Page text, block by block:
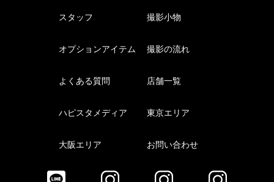
スタッフ 撮影小物
オプションアイテム 撮影の流れ
よくある質問 店舗一覧
ハピスタメディア 東京エリア
大阪エリア お問い合わせ